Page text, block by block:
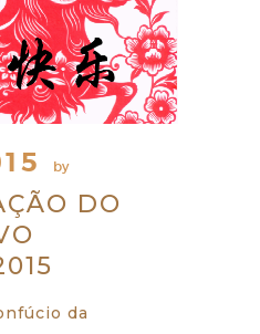
by
DO
da